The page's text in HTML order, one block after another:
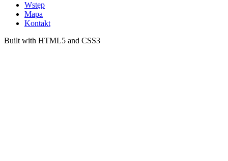
Wstęp
Mapa
Kontakt
Built with HTML5 and CSS3